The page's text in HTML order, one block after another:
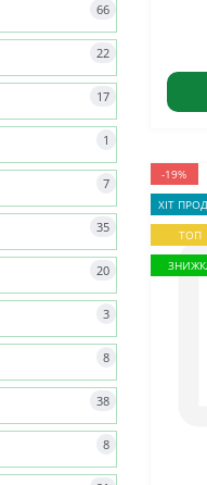
66
22
17
1
7
35
20
3
8
38
8
-19%
ХІТ
ТОП